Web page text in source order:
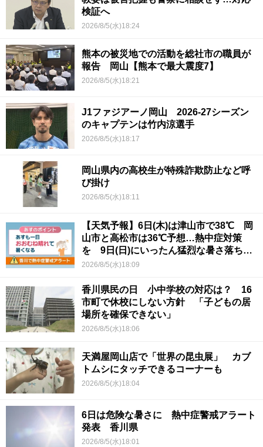
検証へ
2026/8/5(水)18:24
熊本の被災地での活動を総社市の職員が
報告 岡山【熊本で最大震度7】
2026/8/5(水)18:21
J1ファジアーノ岡山 2026-27シーズン
のキャプテンは竹内涼選手
2026/8/5(水)18:17
岡山県内の高校生が特殊詐欺防止など呼
び掛け
2026/8/5(水)18:11
【天気予報】6日(木)は津山市で38℃ 岡
山市と高松市は36℃予想…熱中症対策
を 9日(日)にいったん猛烈な暑さ落ち着
くか
2026/8/5(水)18:09
香川県民の日 小中学校の対応は？ 16
市町で休校にしない方針 「子どもの居
場所を確保できない」
2026/8/5(水)18:06
天満屋岡山店で「世界の昆虫展」 カブ
トムシにタッチできるコーナーも
2026/8/5(水)18:04
6日は危険な暑さに 熱中症警戒アラート
発表 香川県
2026/8/5(水)18:01